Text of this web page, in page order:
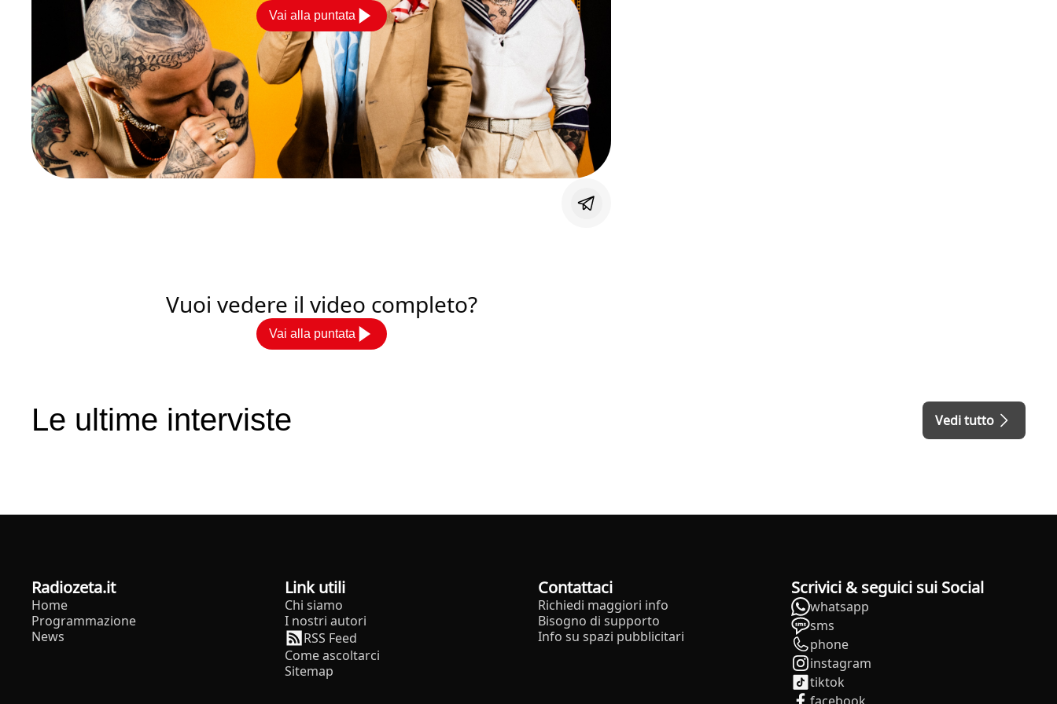
Vai alla puntata
Vuoi vedere il video completo?
Vai alla puntata
Le ultime interviste Vedi tutto
radiozeta.it
Home
Programmazione
News
Link utili
Chi siamo
I nostri autori
RSS Feed
Come ascoltarci
Sitemap
Contattaci
Richiedi maggiori info
Bisogno di supporto
Info su spazi pubblicitari
Scrivici & seguici sui Social
whatsapp
sms
phone
instagram
tiktok